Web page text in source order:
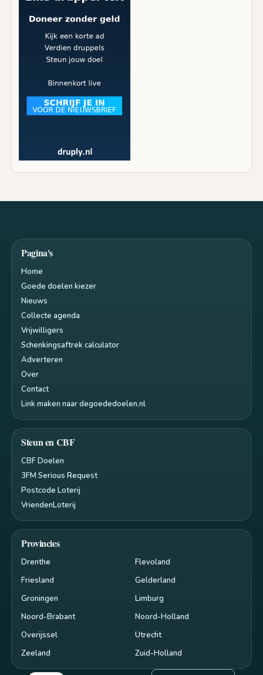
Pagina's
Home
Goede doelen kiezer
Nieuws
Collecte agenda
Vrijwilligers
Schenkingsaftrek calculator
Adverteren
Over
Contact
Link maken naar degoededoelen.nl
Steun en CBF
CBF Doelen
3FM Serious Request
Postcode Loterij
VriendenLoterij
Provincies
Drenthe
Flevoland
Friesland
Gelderland
Groningen
Limburg
Noord-Brabant
Noord-Holland
Overijssel
Utrecht
Zeeland
Zuid-Holland